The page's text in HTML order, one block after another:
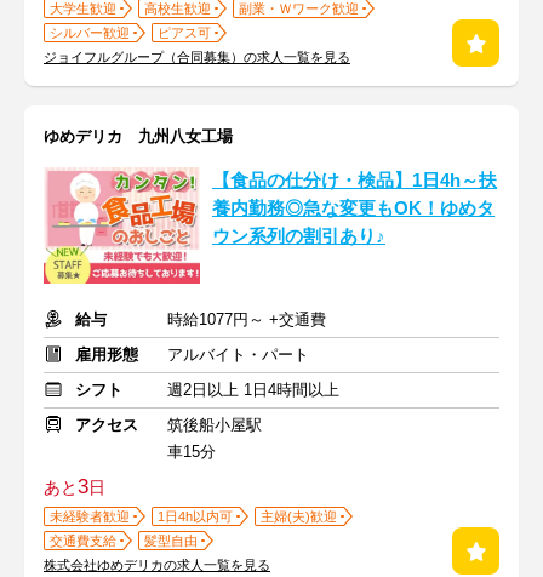
大学生歓迎 高校生歓迎
副業・Ｗワーク歓迎
シルバー歓迎
ピアス可
ジョイフルグループ（合同募集）の求人一覧を見る
ゆめデリカ 九州八女工場
【食品の仕分け・検品】1日4h～扶
養内勤務◎急な変更もOK！ゆめタ
ウン系列の割引あり♪
給与
時給1077円～ +交通費
雇用形態
アルバイト・パート
シフト
週2日以上 1日4時間以上
アクセス
筑後船小屋駅
車15分
あと3日
未経験者歓迎 1日4h以内可
主婦(夫)歓迎
交通費支給
髪型自由
株式会社ゆめデリカの求人一覧を見る